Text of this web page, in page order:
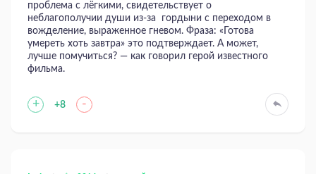
проблема с лёгкими, свидетельствует о
неблагополучии души из-за гордыни с переходом в
вожделение, выраженное гневом. Фраза: «Готова
умереть хоть завтра» это подтверждает. А может,
лучше помучиться? — как говорил герой известного
фильма.
+ +8 -